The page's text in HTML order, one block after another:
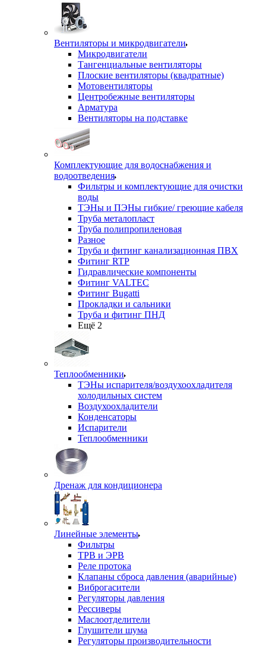
Вентиляторы и микродвигатели
Микродвигатели
Тангенциальные вентиляторы
Плоские вентиляторы (квадратные)
Мотовентиляторы
Центробежные вентиляторы
Арматура
Вентиляторы на подставке
Комплектующие для водоснабжения и
водоотведения
Фильтры и комплектующие для очистки
воды
ТЭНы и ПЭНы гибкие/ греющие кабеля
Труба металопласт
Труба полипропиленовая
Разное
Труба и фитинг канализационная ПВХ
Фитинг RTP
Гидравлические компоненты
Фитинг VALTEC
Фитинг Bugatti
Прокладки и сальники
Труба и фитинг ПНД
Ещё 2
Теплообменники
ТЭНы испарителя/воздухоохладителя
холодильных систем
Воздухоохладители
Конденсаторы
Испарители
Теплообменники
Дренаж для кондиционера
Линейные элементы
Фильтры
ТРВ и ЭРВ
Реле протока
Клапаны сброса давления (аварийные)
Виброгасители
Регуляторы давления
Рессиверы
Маслоотделители
Глушители шума
Регуляторы производительности